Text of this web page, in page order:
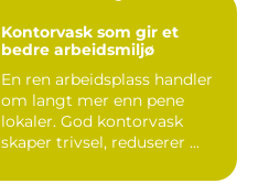
Kontorvask som gir et
bedre arbeidsmiljø
En ren arbeidsplass handler
om langt mer enn pene
lokaler. God kontorvask
skaper trivsel, reduserer ...